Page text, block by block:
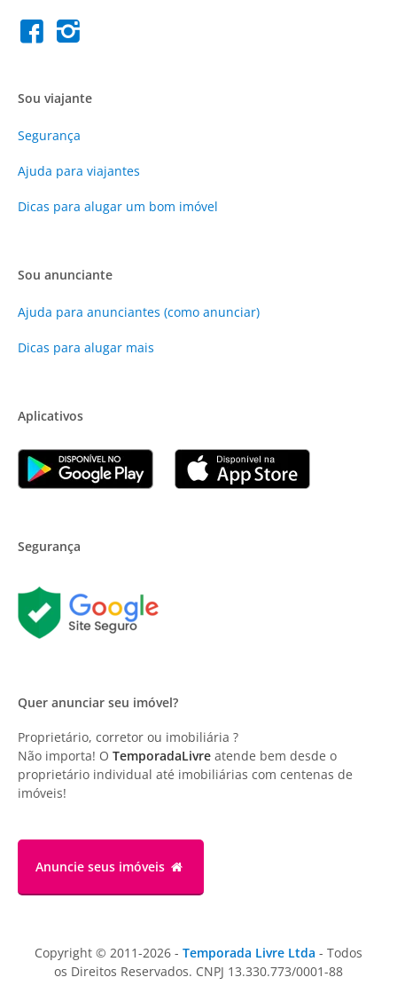
Sou viajante
Segurança
Ajuda para viajantes
Dicas para alugar um bom imóvel
Sou anunciante
Ajuda para anunciantes (como anunciar)
Dicas para alugar mais
Aplicativos
Segurança
Quer anunciar seu imóvel?
Proprietário, corretor ou imobiliária ?
Não importa! O TemporadaLivre atende bem desde o
proprietário individual até imobiliárias com centenas de
imóveis!
Anuncie seus imóveis
Copyright © 2011-2026 - Temporada Livre Ltda - Todos
os Direitos Reservados. CNPJ 13.330.773/0001-88